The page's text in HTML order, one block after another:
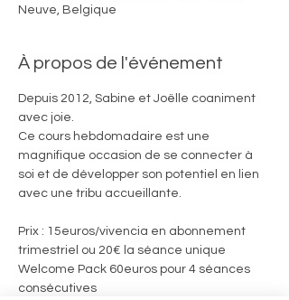
Neuve, Belgique
À propos de l'événement
Depuis 2012, Sabine et Joëlle coaniment
avec joie.
Ce cours hebdomadaire est une
magnifique occasion de se connecter à
soi et de développer son potentiel en lien
avec une tribu accueillante.
Prix : 15euros/vivencia en abonnement
trimestriel ou 20€ la séance unique
Welcome Pack 60euros pour 4 séances
consécutives